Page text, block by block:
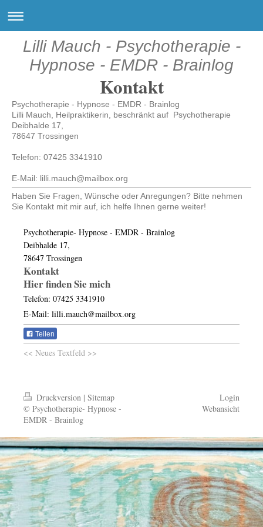
Lilli Mauch - Psychotherapie -
Hypnose - EMDR - Brainlog
Kontakt
Psychotherapie - Hypnose - EMDR - Brainlog
Lilli Mauch, Heilpraktikerin, beschränkt auf Psychotherapie
Deibhalde 17,
78647 Trossingen
Telefon: 07425 3341910
E-Mail: lilli.mauch@mailbox.org
Haben Sie Fragen, Wünsche oder Anregungen? Bitte nehmen
Sie Kontakt mit mir auf, ich helfe Ihnen gerne weiter!
Psychotherapie- Hypnose - EMDR - Brainlog
Deibhalde 17,
78647 Trossingen
Kontakt
Hier finden Sie mich
Telefon: 07425 3341910
E-Mail: lilli.mauch@mailbox.org
Teilen
<< Neues Textfeld >>
Druckversion | Sitemap
© Psychotherapie- Hypnose -
EMDR - Brainlog
Login
Webansicht